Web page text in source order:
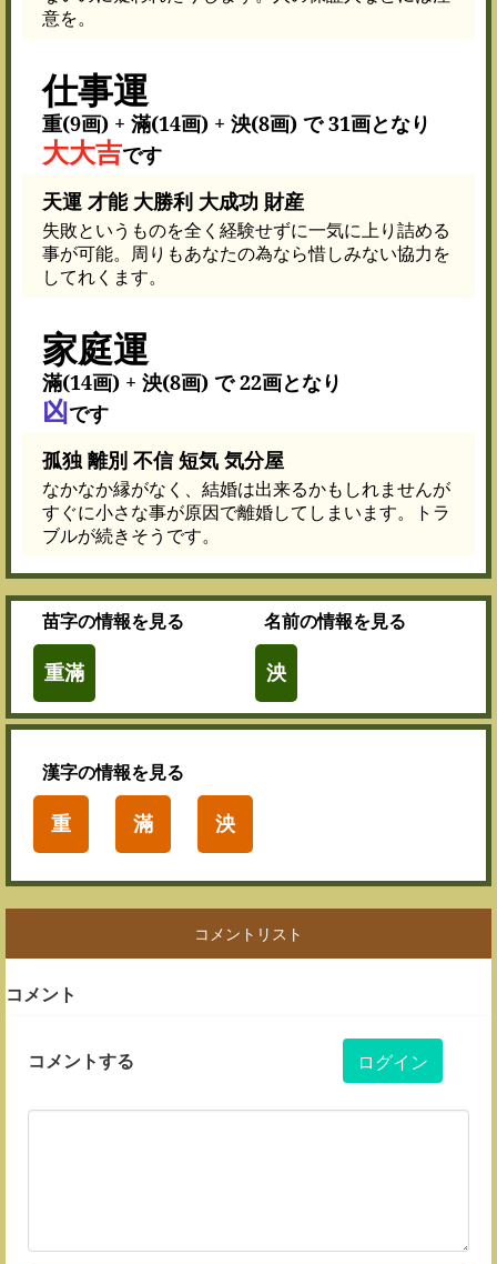
意を。
仕事運
重(9画) + 滿(14画) + 泱(8画) で 31画となり
大大吉です
天運 才能 大勝利 大成功 財産
失敗というものを全く経験せずに一気に上り詰める
事が可能。周りもあなたの為なら惜しみない協力を
してれくます。
家庭運
滿(14画) + 泱(8画) で 22画となり
凶です
孤独 離別 不信 短気 気分屋
なかなか縁がなく、結婚は出来るかもしれませんが
すぐに小さな事が原因で離婚してしまいます。トラ
ブルが続きそうです。
苗字の情報を見る
重滿
名前の情報を見る
泱
漢字の情報を見る
重 滿 泱
コメントリスト
コメント
コメントする ログイン